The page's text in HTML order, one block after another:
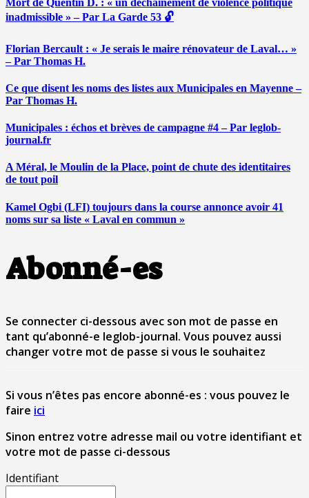
Mort de Quentin D. : « un déchainement de violence politique
inadmissible » – Par La Garde 53 🔓
Florian Bercault : « Je serais le maire rénovateur de Laval… »
– Par Thomas H.
Ce que disent les noms des listes aux Municipales en Mayenne –
Par Thomas H.
Municipales : échos et brèves de campagne #4 – Par leglob-
journal.fr
A Méral, le Moulin de la Place, point de chute des identitaires
de tout poil
Kamel Ogbi (LFI) toujours dans la course annonce avoir 41
noms sur sa liste « Laval en commun »
Abonné-es
Se connecter ci-dessous avec son mot de passe en
tant qu’abonné-e leglob-journal. Vous pouvez aussi
changer votre mot de passe si vous le souhaitez
Si vous n’êtes pas encore abonné-es : vous pouvez le
faire ici
Sinon entrez votre adresse mail ou votre identifiant et
votre mot de passe ci-dessous
Identifiant